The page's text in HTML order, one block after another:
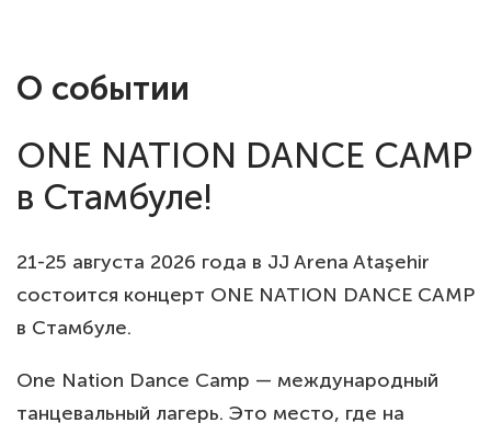
О событии
ONE NATION DANCE CAMP
в Стамбуле!
21-25 августа 2026 года в JJ Arena Ataşehir
состоится концерт ONE NATION DANCE CAMP
в Стамбуле.
One Nation Dance Camp — международный
танцевальный лагерь. Это место, где на